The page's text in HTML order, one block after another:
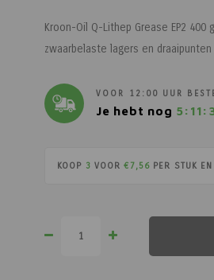
Kroon-Oil Q-Lithep Grease EP2
zwaarbelaste lagers en
VOOR 12:00 UUR
Je hebt nog
KOOP 3 VOOR€7,56 PER STUK